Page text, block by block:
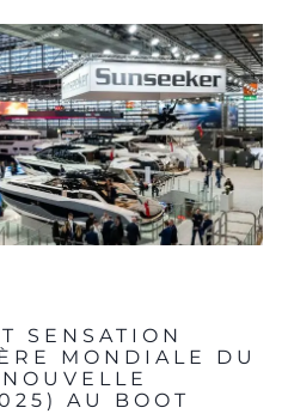
SENSATION
MONDIALE DU
AU BOOT